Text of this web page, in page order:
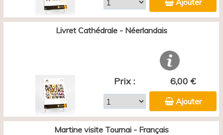
Ajouter
Livret Cathédrale - Néerlandais
Prix : 6,00 €
Ajouter
Martine visite Tournai - Français